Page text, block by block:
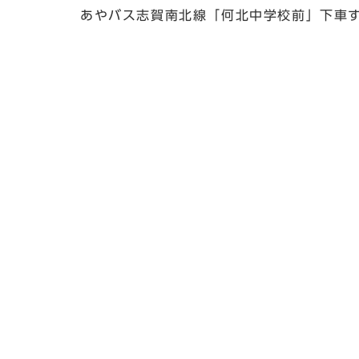
あやバス志賀南北線「何北中学校前」下車